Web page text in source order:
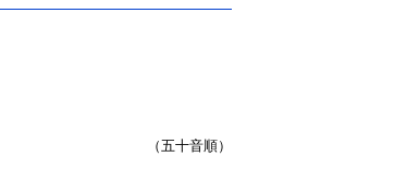
（五十音順）